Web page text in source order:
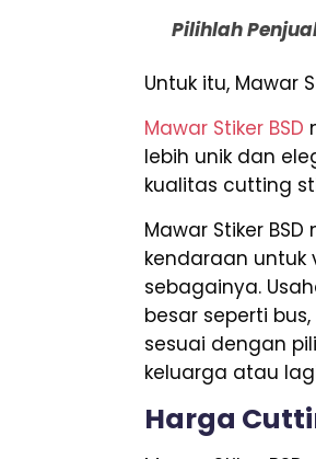
Pilihlah
Untuk itu, Mawar
Mawar Stiker BSD
lebih unik dan
kualitas cutting
Mawar Stiker
kendaraan untuk
sebagainya.
besar seperti
sesuai dengan
keluarga atau
Harga